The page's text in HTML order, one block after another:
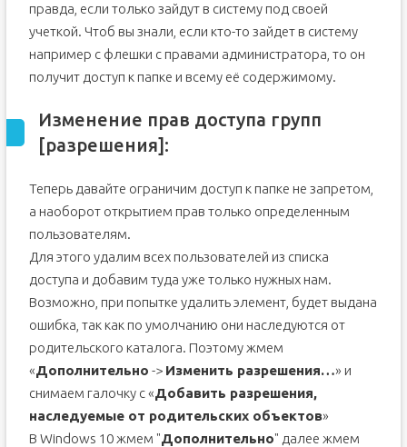
правда, если только зайдут в систему под своей
учеткой. Чтоб вы знали, если кто-то зайдет в систему
например с флешки с правами администратора, то он
получит доступ к папке и всему её содержимому.
Изменение прав доступа групп
[разрешения]:
Теперь давайте ограничим доступ к папке не запретом,
а наоборот открытием прав только определенным
пользователям.
Для этого удалим всех пользователей из списка
доступа и добавим туда уже только нужных нам.
Возможно, при попытке удалить элемент, будет выдана
ошибка, так как по умолчанию они наследуются от
родительского каталога. Поэтому жмем
«Дополнительно -> Изменить разрешения…» и
снимаем галочку с «Добавить разрешения,
наследуемые от родительских объектов»
В Windows 10 жмем "Дополнительно" далее жмем